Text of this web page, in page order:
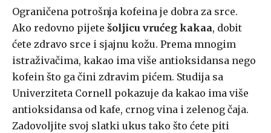
Ograničena potrošnja kofeina je dobra za srce.
Ako redovno pijete šoljicu vrućeg kakaa, dobit
ćete zdravo srce i sjajnu kožu. Prema mnogim
istraživačima, kakao ima više antioksidansa nego
kofein što ga čini zdravim pićem. Studija sa
Univerziteta Cornell pokazuje da kakao ima više
antioksidansa od kafe, crnog vina i zelenog čaja.
Zadovoljite svoj slatki ukus tako što ćete piti